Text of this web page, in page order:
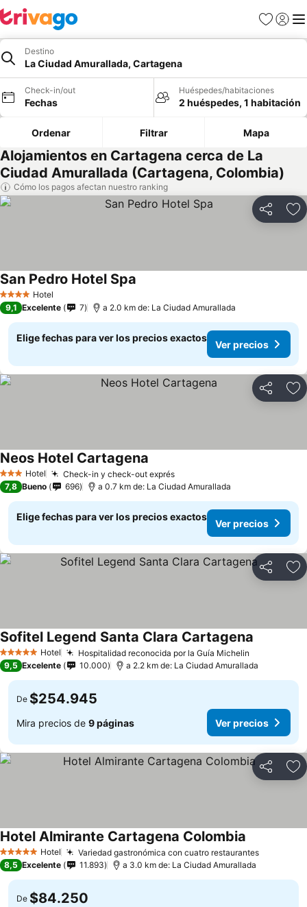
Favoritos
Iniciar
Destino
La Ciudad Amurallada, Cartagena
Check-in/out
Fechas
Huéspedes/habitaciones
2 huéspedes, 1 habitación
Ordenar Filtrar Mapa
Alojamientos en Cartagena cerca de La
Ciudad Amurallada (Cartagena, Colombia)
Cómo los pagos afectan nuestro ranking
Compartir
4 EstrellasHotel
San Pedro Hotel Spa
9,1 Excelente 7 a 2.0 km de: La Ciudad Amurallada
Elige fechas para ver los precios exactos
Ver precios
Compartir
3 Estrellas
Hotel Check-in y check-out exprés
Neos Hotel Cartagena
7,8 Bueno 696 a 0.7 km de: La Ciudad Amurallada
Elige fechas para ver los precios exactos
Ver precios
Compartir
5 Estrellas Hotel Hospitalidad reconocida por la Guía Michelin
Sofitel Legend Santa Clara Cartagena
9,5 Excelente 10.000 a 2.2 km de: La Ciudad Amurallada
De $254.945
Mira precios de 9 páginas Ver precios
Compartir
5 Estrellas Hotel Variedad gastronómica con cuatro restaurantes
Hotel Almirante Cartagena Colombia
8,5 Excelente 11.893 a 3.0 km de: La Ciudad Amurallada
De $84.250